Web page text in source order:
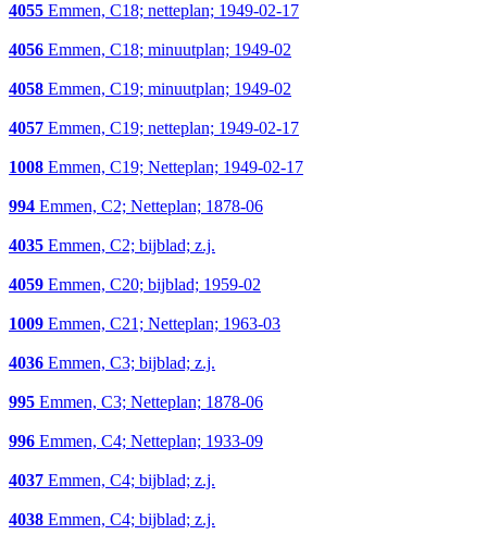
4055 Emmen, C18; netteplan; 1949-02-17
4056 Emmen, C18; minuutplan; 1949-02
4058 Emmen, C19; minuutplan; 1949-02
4057 Emmen, C19; netteplan; 1949-02-17
1008 Emmen, C19; Netteplan; 1949-02-17
994 Emmen, C2; Netteplan; 1878-06
4035 Emmen, C2; bijblad; z.j.
4059 Emmen, C20; bijblad; 1959-02
1009 Emmen, C21; Netteplan; 1963-03
4036 Emmen, C3; bijblad; z.j.
995 Emmen, C3; Netteplan; 1878-06
996 Emmen, C4; Netteplan; 1933-09
4037 Emmen, C4; bijblad; z.j.
4038 Emmen, C4; bijblad; z.j.